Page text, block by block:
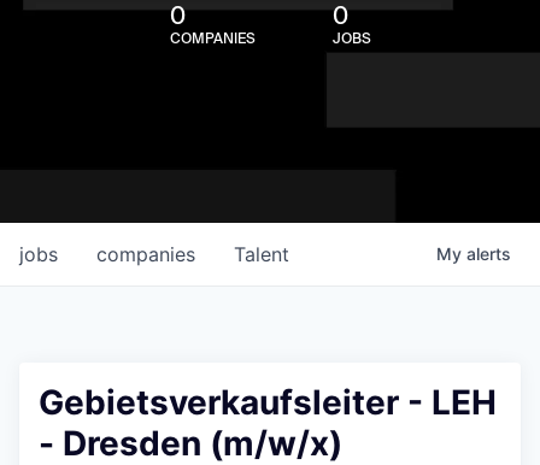
0
COMPANIES
0
JOBS
jobs companies Talent My alerts
Gebietsverkaufsleiter - LEH
- Dresden (m/w/x)